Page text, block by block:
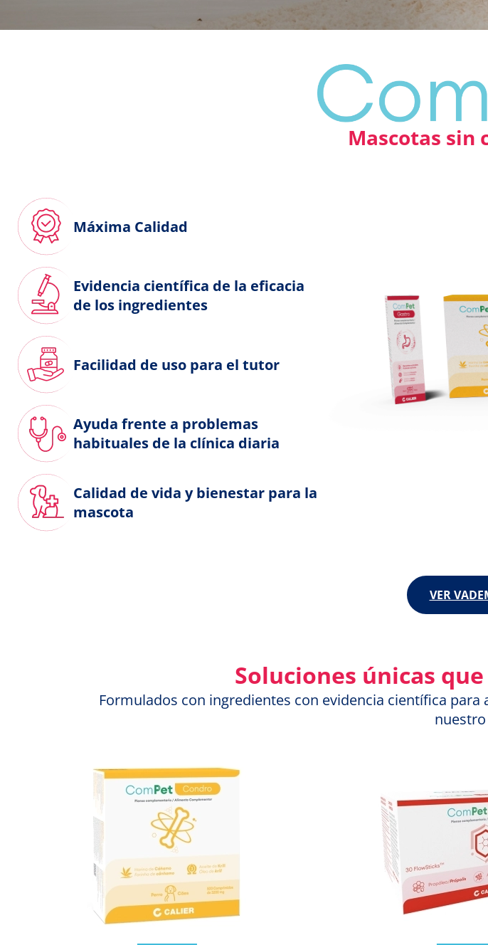
Mascotas sin
Máxima Calidad
Evidencia científica de la eficacia
de los ingredientes
Facilidad de uso para el tutor
Ayuda frente a problemas
habituales de la clínica diaria
Calidad de vida y bienestar para la
mascota
VER
Soluciones únicas
Formulados con ingredientes con evidencia científica